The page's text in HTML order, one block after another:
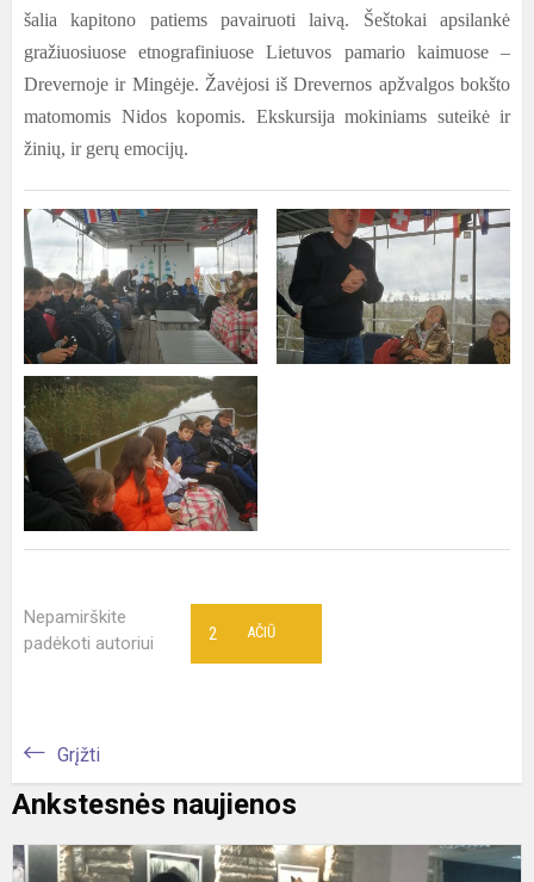
šalia kapitono patiems pavairuoti laivą. Šeštokai apsilankė
gražiuosiuose etnografiniuose Lietuvos pamario kaimuose –
Drevernoje ir Mingėje. Žavėjosi iš Drevernos apžvalgos bokšto
matomomis Nidos kopomis. Ekskursija mokiniams suteikė ir
žinių, ir gerų emocijų.
Nepamirškite
padėkoti autoriui
AČIŪ
2
Grįžti
Ankstesnės naujienos